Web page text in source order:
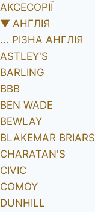
АКСЕСОРІЇ
▼ АНГЛІЯ
... РІЗНА АНГЛІЯ
ASTLEY'S
BARLING
BBB
BEN WADE
BEWLAY
BLAKEMAR BRIARS
CHARATAN'S
CIVIC
COMOY
DUNHILL